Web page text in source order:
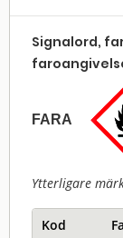
Signalord,
FARA
Ytterligare
Kod